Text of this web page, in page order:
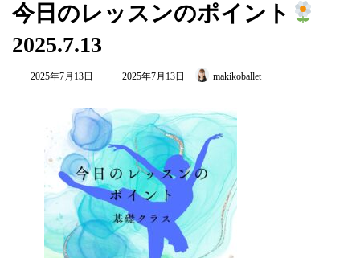
今日のレッスンのポイント
2025.7.13
2025年7月13日
最
更
新
日
:
2025年7月13日 makikoballet